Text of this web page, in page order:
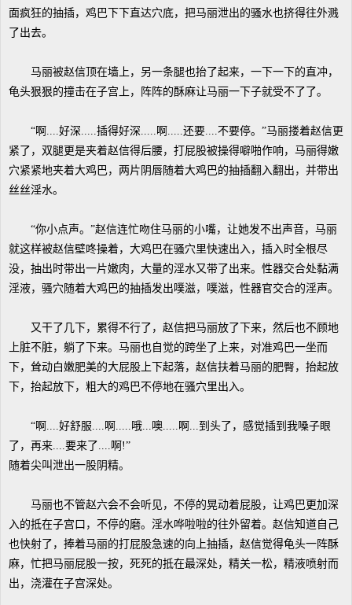
面疯狂的抽插，鸡巴下下直达穴底，把马丽泄出的骚水也挤得往外溅
了出去。
马丽被赵信顶在墙上，另一条腿也抬了起来，一下一下的直冲，
龟头狠狠的撞击在子宫上，阵阵的酥麻让马丽一下子就受不了了。
“啊....好深.....插得好深.....啊.....还要....不要停。”马丽搂着赵信更
紧了，双腿更是夹着赵信得后腰，打屁股被操得噼啪作响，马丽得嫩
穴紧紧地夹着大鸡巴，两片阴唇随着大鸡巴的抽插翻入翻出，并带出
丝丝淫水。
“你小点声。”赵信连忙吻住马丽的小嘴，让她发不出声音，马丽
就这样被赵信壁咚操着，大鸡巴在骚穴里快速出入，插入时全根尽
没，抽出时带出一片嫩肉，大量的淫水又带了出来。性器交合处黏满
淫液，骚穴随着大鸡巴的抽插发出噗滋，噗滋，性器官交合的淫声。
又干了几下，累得不行了，赵信把马丽放了下来，然后也不顾地
上脏不脏，躺了下来。马丽也自觉的跨坐了上来，对准鸡巴一坐而
下，耸动白嫩肥美的大屁股上下起落，赵信扶着马丽的肥臀，抬起放
下，抬起放下，粗大的鸡巴不停地在骚穴里出入。
“啊....好舒服....啊.....哦...噢.....啊...到头了，感觉插到我嗓子眼
了，再来....要来了....啊!”
随着尖叫泄出一股阴精。
马丽也不管赵六会不会听见，不停的晃动着屁股，让鸡巴更加深
入的抵在子宫口，不停的磨。淫水哗啦啦的往外留着。赵信知道自己
也快射了，捧着马丽的打屁股急速的向上抽插，赵信觉得龟头一阵酥
麻，忙把马丽屁股一按，死死的抵在最深处，精关一松，精液喷射而
出，浇灌在子宫深处。